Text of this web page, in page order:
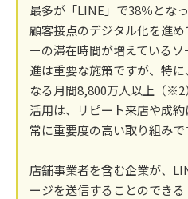
最多が「LINE」で38％とな
顧客接点のデジタル化を進
ーの滞在時間が増えている
進は重要な施策ですが、特
なる月間8,800万人以上（
活用は、リピート来店や成
常に重要度の高い取り組みで
店舗事業者を含む企業が、
ージを送信することのできる